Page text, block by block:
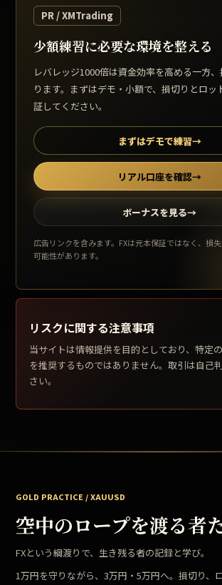
PR / XMTrading
少額練習に必要な環境を整える
レバレッジ1000倍は資金効率を高める一方
ります。まずはデモ・小額で、損切りとロッ
証してください。
まずはデモで練習→
リアル口座を確認→
ボーナスを見る→
広告リンクを含みます。FXは元本保証ではなく、損
可能性があります。
リスクに関する注意事項
当サイトは情報提供を目的としており、特定
を推奨するものではありません。取引は自己
さい。
GOLD PRACTICE / XAUUSD
空中のロープを渡る者
FXという綱渡りで、生き残る者の記録と学び。
1万円を守りながら、3万円・5万円へ。損切り、